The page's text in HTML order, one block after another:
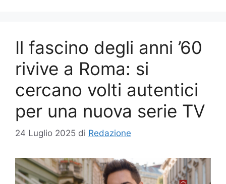
Il fascino degli anni ’60
rivive a Roma: si
cercano volti autentici
per una nuova serie TV
24 Luglio 2025 di Redazione